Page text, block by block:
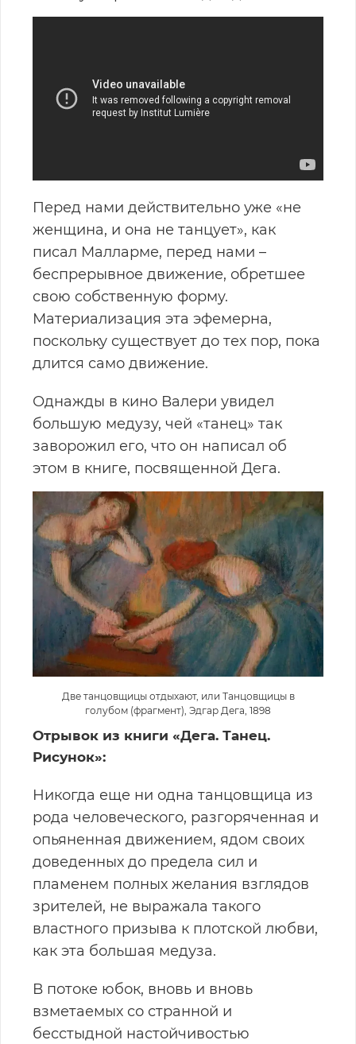
Перед нами действительно уже «не
женщина, и она не танцует», как
писал Малларме, перед нами –
беспрерывное движение, обретшее
свою собственную форму.
Материализация эта эфемерна,
поскольку существует до тех пор, пока
длится само движение.
Однажды в кино Валери увидел
большую медузу, чей «танец» так
заворожил его, что он написал об
этом в книге, посвященной Дега.
Две танцовщицы отдыхают, или Танцовщицы в
голубом (фрагмент), Эдгар Дега, 1898
Отрывок из книги «Дега. Танец.
Рисунок»:
Никогда еще ни одна танцовщица из
рода человеческого, разгоряченная и
опьяненная движением, ядом своих
доведенных до предела сил и
пламенем полных желания взглядов
зрителей, не выражала такого
властного призыва к плотской любви,
как эта большая медуза.
В потоке юбок, вновь и вновь
взметаемых со странной и
бесстыдной настойчивостью